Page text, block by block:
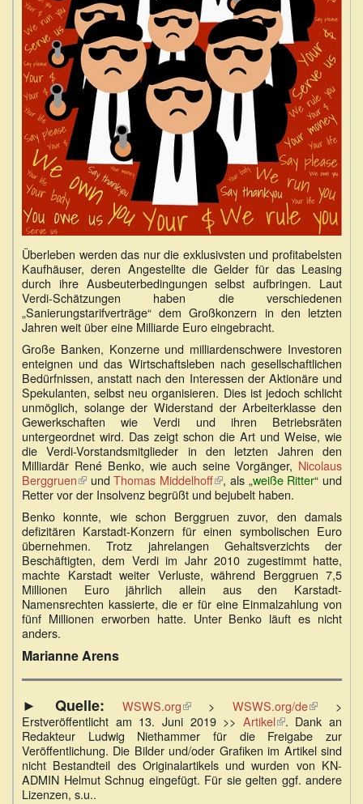
Überleben werden das nur die exklusivsten und profitabelsten
Kaufhäuser, deren Angestellte die Gelder für das Leasing
durch ihre Ausbeuterbedingungen selbst aufbringen. Laut
Verdi-Schätzungen haben die verschiedenen
„Sanierungstarifverträge“ dem Großkonzern in den letzten
Jahren weit über eine Milliarde Euro eingebracht.
Große Banken, Konzerne und milliardenschwere Investoren
enteignen und das Wirtschaftsleben nach gesellschaftlichen
Bedürfnissen, anstatt nach den Interessen der Aktionäre und
Spekulanten, selbst neu organisieren. Dies ist jedoch schlicht
unmöglich, solange der Widerstand der Arbeiterklasse den
Gewerkschaften wie Verdi und ihren Betriebsräten
untergeordnet wird. Das zeigt schon die Art und Weise, wie
die Verdi-Vorstandsmitglieder in den letzten Jahren den
Milliardär René Benko, wie auch seine Vorgänger, Nicolaus
Berggruen(Link
ist
extern)
undThomas Middelhoff(Link
ist
, als „weiße Ritter“ und
Retter vor der Insolvenz begrüßt und bejubelt haben.
Benko konnte, wie schon Berggruen zuvor, den damals
defizitären Karstadt-Konzern für einen symbolischen Euro
übernehmen. Trotz jahrelangen Gehaltsverzichts der
Beschäftigten, dem Verdi im Jahr 2010 zugestimmt hatte,
machte Karstadt weiter Verluste, während Berggruen 7,5
Millionen Euro jährlich allein aus den Karstadt-
Namensrechten kassierte, die er für eine Einmalzahlung von
fünf Millionen erworben hatte. Unter Benko läuft es nicht
anders.
Marianne Arens
► Quelle: WSWS.org(Link
ist
extern)
>WSWS.org/de(Link
ist
extern)
>
Erstveröffentlicht am 13. Juni 2019 >> Artikel(Link
ist
extern)
. Dank an
Redakteur Ludwig Niethammer für die Freigabe zur
Veröffentlichung. Die Bilder und/oder Grafiken im Artikel sind
nicht Bestandteil des Originalartikels und wurden von KN-
ADMIN Helmut Schnug eingefügt. Für sie gelten ggf. andere
Lizenzen, s.u..